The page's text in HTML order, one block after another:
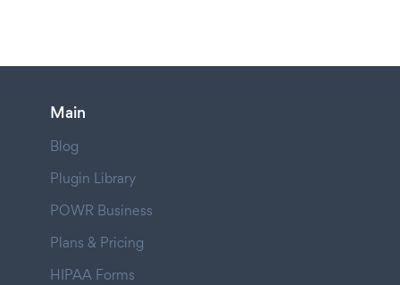
Main
Blog
Plugin Library
POWR Business
Plans & Pricing
HIPAA Forms